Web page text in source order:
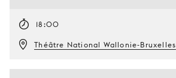
18:00
Théâtre National Wallonie-Bruxelles